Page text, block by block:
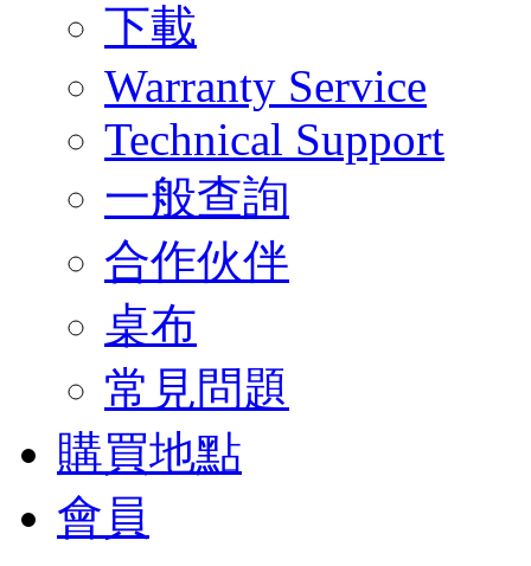
下載
Warranty Service
Technical Support
一般查詢
合作伙伴
桌布
常見問題
購買地點
會員